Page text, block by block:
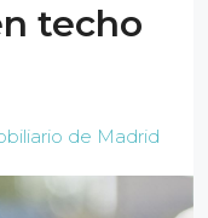
techo
de Madrid